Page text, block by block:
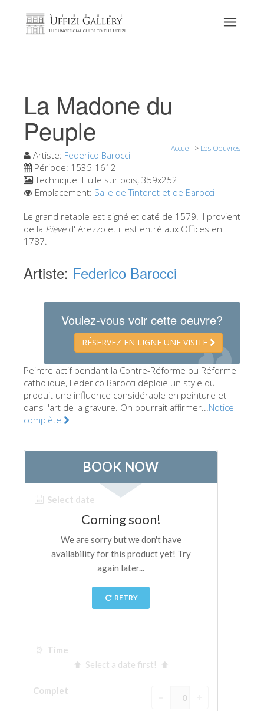
Accueil
Événements et expositions
Explorer la Galerie
Réserver
Visite virtuelle
Les Oeuvres
Les Artistes
Les autres Musées
Le Musée national du Bargello
La Galerie Palatine
Les Chapelles Médicis
Opificio delle Pietre Dure
Le Musée Galilée
Le Corridor de Vasari
Le Palazzo Vecchio
Santa Maria Novella
La Madone du
Peuple
Accueil > Les Oeuvres
Artiste: Federico Barocci
Période: 1535-1612
Technique: Huile sur bois, 359x252
Emplacement: Salle de Tintoret et de Barocci
Le grand retable est signé et daté de 1579. Il provient
de la Pieve d' Arezzo et il est entré aux Offices en
1787.
Artiste: Federico Barocci
Voulez-vous voir cette oeuvre?
RÉSERVEZ EN LIGNE UNE VISITE
Peintre actif pendant la Contre-Réforme ou Réforme
catholique, Federico Barocci déploie un style qui
produit une influence considérable en peinture et
dans l'art de la gravure. On pourrait affirmer...Notice
complète